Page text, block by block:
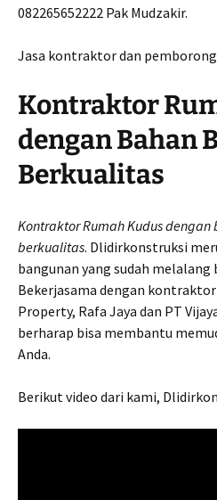
082265652222 Pak Mudzakir.
Jasa kontraktor dan
Kontraktor
dengan Bahan
Berkualitas
Kontraktor Rumah Kudus
berkualitas. Dlidirkonstruksi
bangunan yang sudah melalang
Bekerjasama dengan
Property, Rafa Jaya dan PT
berharap bisa membantu
Anda.
Berikut video dari kami,